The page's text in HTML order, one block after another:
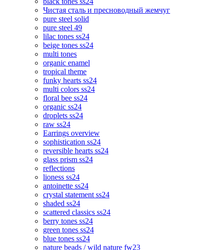
Чистая сталь и пресноводный жемчуг
pure steel solid
pure steel 49
lilac tones ss24
beige tones ss24
multi tones
organic enamel
tropical theme
funky hearts ss24
multi colors ss24
floral bee ss24
organic ss24
droplets ss24
raw ss24
Earrings overview
sophistication ss24
reversible hearts ss24
glass prism ss24
reflections
lioness ss24
antoinette ss24
crystal statement ss24
shaded ss24
scattered classics ss24
berry tones ss24
green tones ss24
blue tones ss24
nature beads / wild nature fw23